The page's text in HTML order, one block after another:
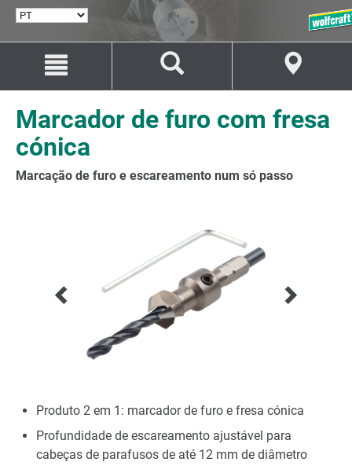
SELECIONAR
Avançar
o
conteúdo
Avançar
a
navegação
Marcador de furo com fresa
cónica
Marcação de furo e escareamento num só passo
Produto 2 em 1: marcador de furo e fresa cónica
Profundidade de escareamento ajustável para
cabeças de parafusos de até 12 mm de diâmetro